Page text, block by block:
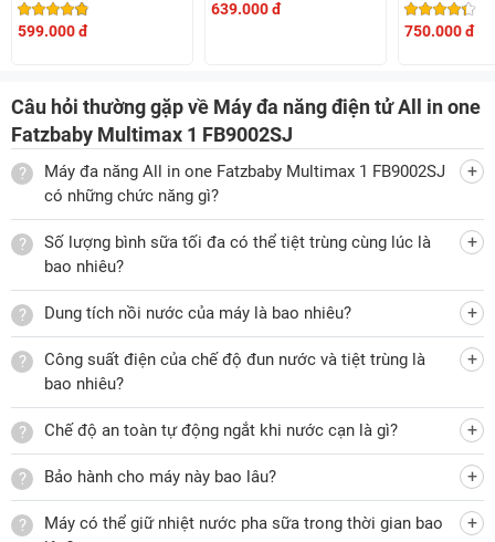
599.000 đ
639.000 đ
FB3503HB
750.000 đ
Câu hỏi thường gặp về Máy đa năng điện tử All in one
Fatzbaby Multimax 1 FB9002SJ
Máy đa năng All in one Fatzbaby Multimax 1 FB9002SJ
có những chức năng gì?
Số lượng bình sữa tối đa có thể tiệt trùng cùng lúc là
bao nhiêu?
Dung tích nồi nước của máy là bao nhiêu?
Công suất điện của chế độ đun nước và tiệt trùng là
bao nhiêu?
Chế độ an toàn tự động ngắt khi nước cạn là gì?
Bảo hành cho máy này bao lâu?
Máy có thể giữ nhiệt nước pha sữa trong thời gian bao